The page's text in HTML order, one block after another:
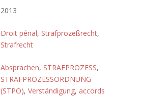
2013
Droit pénal, Strafprozeßrecht,
Strafrecht
Absprachen, STRAFPROZESS,
STRAFPROZESSORDNUNG
(STPO), Verständigung, accords